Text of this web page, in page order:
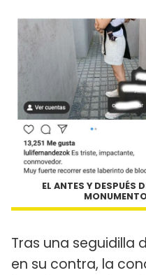
EL ANTES Y DESPUÉS
Tras una seguidilla
en su contra, la